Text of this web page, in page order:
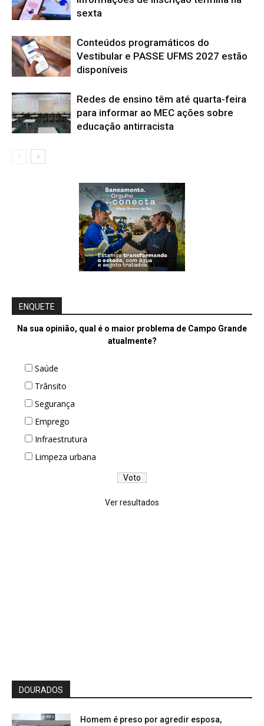
sexta
Conteúdos programáticos do
Vestibular e PASSE UFMS 2027 estão
disponíveis
Redes de ensino têm até quarta-feira
para informar ao MEC ações sobre
educação antirracista
ENQUETE
Na sua opinião, qual é o maior problema de Campo Grande
atualmente?
Saúde
Trânsito
Segurança
Emprego
Infraestrutura
Limpeza urbana
Ver resultados
DOURADOS
Homem é preso por agredir esposa,